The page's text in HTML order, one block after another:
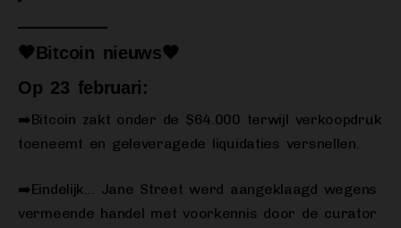
🧡Bitcoin nieuws🧡
Op 23 februari:
➡️Bitcoin zakt onder de $64.000 terwijl verkoopdruk
toeneemt en geleveragede liquidaties versnellen.
➡️Eindelijk… Jane Street werd aangeklaagd wegens
vermeende handel met voorkennis door de curator